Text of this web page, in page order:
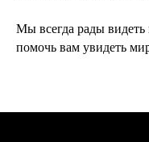
Мы всегда рады
помочь вам увидеть